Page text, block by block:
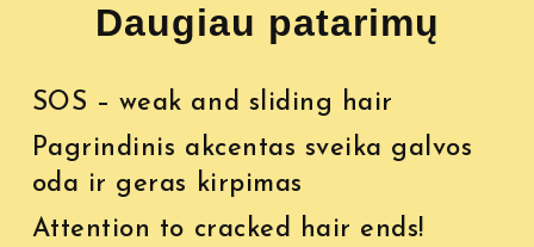
Daugiau patarimų
SOS – weak and sliding hair
Pagrindinis akcentas sveika galvos
oda ir geras kirpimas
Attention to cracked hair ends!